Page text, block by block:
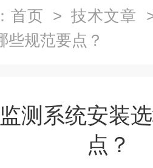
首页 > 技术文章
些规范要点？
测系统安装
点？